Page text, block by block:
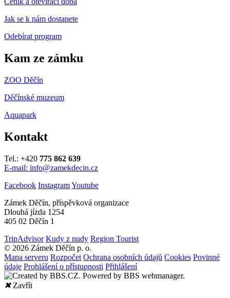
Jak se k nám dostanete
Odebírat program
Kam ze zámku
ZOO Děčín
Děčínské muzeum
Aquapark
Kontakt
Tel.: +420 775 862 639
E-mail: info@zamekdecin.cz
Facebook InstagramYoutube
Zámek Děčín, příspěvková organizace
Dlouhá jízda 1254
405 02 Děčín 1
TripAdvisor Kudy z nudy Region Tourist
© 2026 Zámek Děčín p. o.
Mapa serveru Rozpočet Ochrana osobních údajů Cookies Povinné
údaje Prohlášení o přístupnosti Přihlášení
✖Zavřít